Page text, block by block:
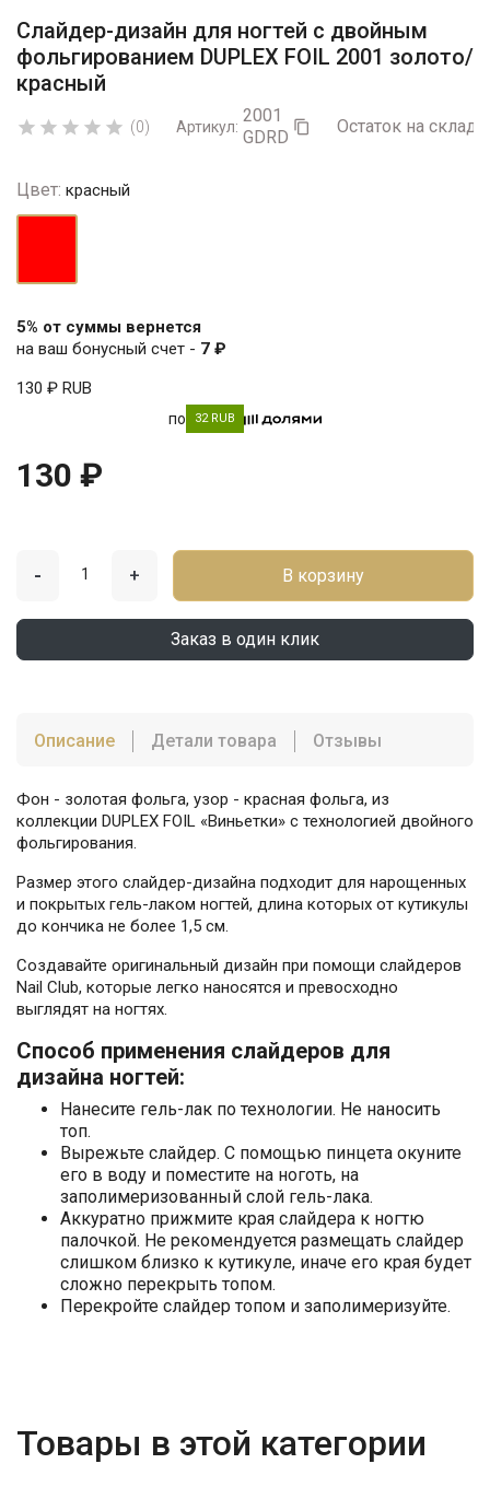
Слайдер-дизайн для ногтей с двойным
фольгированием DUPLEX FOIL 2001 золото/
красный
     (0) Артикул:
2001
GDRD  Остаток на складе:
Цвет: красный
5% от суммы вернется
на ваш бонусный счет - 7 ₽
130 ₽ RUB
по 32 RUB
130 ₽
- + В корзину
Заказ в один клик
Описание Детали товара Отзывы
Фон - золотая фольга, узор - красная фольга, из
коллекции DUPLEX FOIL «Виньетки» с технологией двойного
фольгирования.
Размер этого слайдер-дизайна подходит для нарощенных
и покрытых гель-лаком ногтей, длина которых от кутикулы
до кончика не более 1,5 см.
Создавайте оригинальный дизайн при помощи слайдеров
Nail Club, которые легко наносятся и превосходно
выглядят на ногтях.
Способ применения слайдеров для
дизайна ногтей:
Нанесите гель-лак по технологии. Не наносить
топ.
Вырежьте слайдер. С помощью пинцета окуните
его в воду и поместите на ноготь, на
заполимеризованный слой гель-лака.
Аккуратно прижмите края слайдера к ногтю
палочкой. Не рекомендуется размещать слайдер
слишком близко к кутикуле, иначе его края будет
сложно перекрыть топом.
Перекройте слайдер топом и заполимеризуйте.
Товары в этой категории